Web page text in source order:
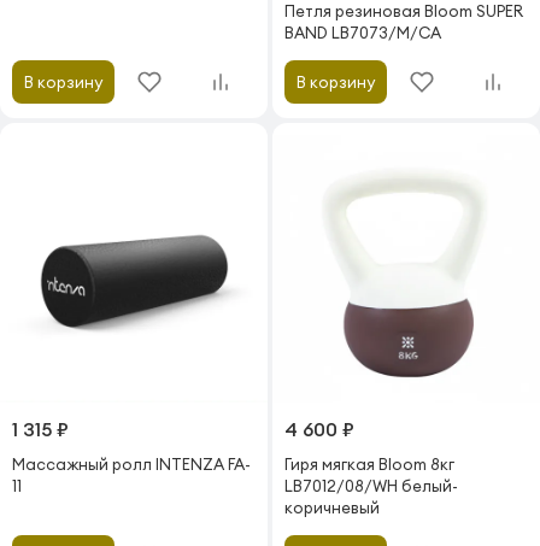
В корзину
Петля резиновая Bloom SUPER
BAND LB7073/M/CA
В корзину
1 315 ₽
Массажный ролл INTENZA FA-
11
4 600 ₽
Гиря мягкая Bloom 8кг
LB7012/08/WH белый-
коричневый